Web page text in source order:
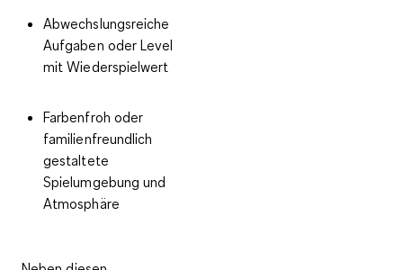
Abwechslungsreiche
Aufgaben oder Level
mit Wiederspielwert
Farbenfroh oder
familienfreundlich
gestaltete
Spielumgebung und
Atmosphäre